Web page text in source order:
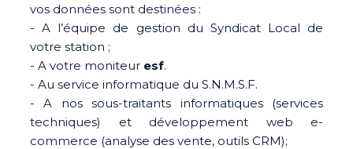
vos données sont destinées :
- A l’équipe de gestion du Syndicat Local de
votre station ;
- A votre moniteur esf.
- Au service informatique du S.N.M.S.F.
- A nos sous-traitants informatiques (services
techniques) et développement web e-
commerce (analyse des vente, outils CRM);